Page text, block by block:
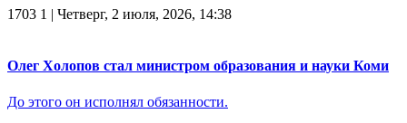
1703 1 | Четверг, 2 июля, 2026, 14:38
Олег Холопов стал министром образования и науки Коми
До этого он исполнял обязанности.